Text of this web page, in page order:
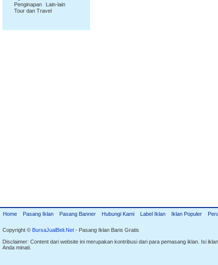
Penginapan
Lain-lain
Tour dan Travel
Home Pasang Iklan Pasang Banner Hubungi Kami Label Iklan Iklan Populer
Copyright © BursaJualBeli.Net - Pasang Iklan Baris Gratis
Disclaimer: Content dari website ini merupakan kontribusi dari para pemasang iklan. Isi
Anda minati.